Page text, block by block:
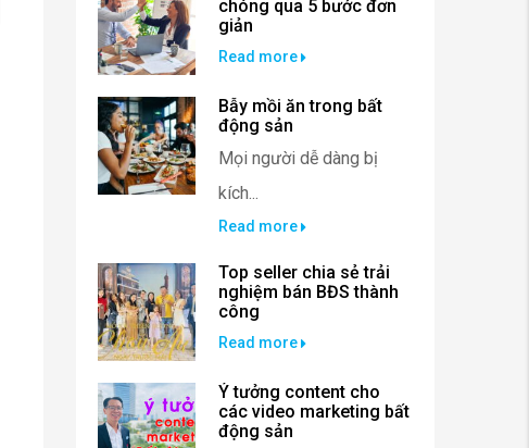
chóng qua 5 bước đơn
giản
Read more
Bẫy mồi ăn trong bất
động sản
Mọi người dễ dàng bị
kích...
Read more
Top seller chia sẻ trải
nghiệm bán BĐS thành
công
Read more
Ý tưởng content cho
các video marketing bất
động sản